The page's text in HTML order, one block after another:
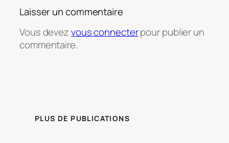
Laisser un commentaire
Vous devezvous connecterpour publier un
commentaire.
PLUS DE PUBLICATIONS